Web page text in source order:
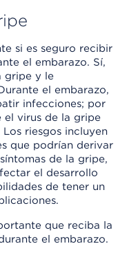
si es seguro recibir
el embarazo. Sí,
gripe y le
el embarazo,
infecciones; por
el virus de la gripe
riesgos incluyen
que podrían derivar
de la gripe,
el desarrollo
de tener un
que reciba la
el embarazo.